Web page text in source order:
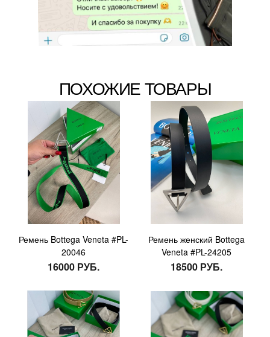
ПОХОЖИЕ ТОВАРЫ
Ремень Bottega Veneta #PL-
20046
16000 РУБ.
Ремень женский Bottega
Veneta #PL-24205
18500 РУБ.